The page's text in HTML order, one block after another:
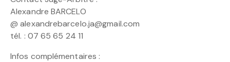
Alexandre BARCELO
@ alexandrebarcelo.ja@gmail.com
tél. : 07 65 65 24 11
Infos complémentaires :